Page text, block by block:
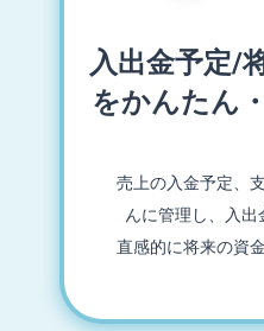
入出金予定/
をかんたん
売上の入金予定、
んに管理し、入
直感的に将来の資